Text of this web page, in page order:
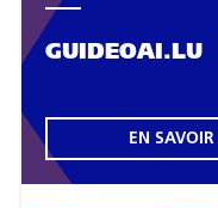
GUIDEOAI.LU
EN SAVOIR